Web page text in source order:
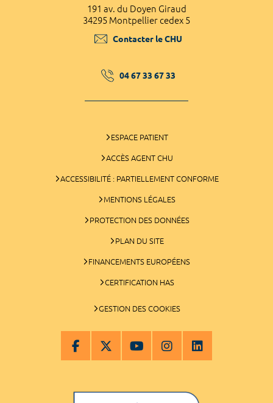
191 av. du Doyen Giraud
34295 Montpellier cedex 5
Contacter le CHU
04 67 33 67 33
ESPACE PATIENT
ACCÈS AGENT CHU
ACCESSIBILITÉ : PARTIELLEMENT CONFORME
MENTIONS LÉGALES
PROTECTION DES DONNÉES
PLAN DU SITE
FINANCEMENTS EUROPÉENS
CERTIFICATION HAS
GESTION DES COOKIES